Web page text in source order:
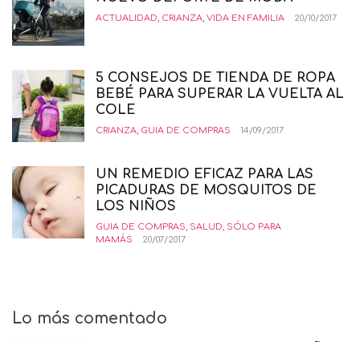
ACTUALIDAD, CRIANZA, VIDA EN FAMILIA 20/10/2017
5 CONSEJOS DE TIENDA DE ROPA
BEBÉ PARA SUPERAR LA VUELTA AL
COLE
CRIANZA, GUIA DE COMPRAS 14/09/2017
UN REMEDIO EFICAZ PARA LAS
PICADURAS DE MOSQUITOS DE
LOS NIÑOS
GUIA DE COMPRAS, SALUD, SÓLO PARA
MAMÁS
20/07/2017
Lo más comentado